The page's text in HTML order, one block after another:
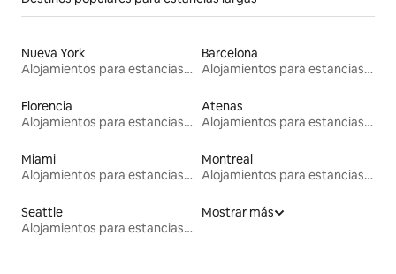
Nueva York
Alojamientos para estancias largas
Barcelona
Alojamientos para estancias largas
Florencia
Alojamientos para estancias largas
Atenas
Alojamientos para estancias largas
Miami
Alojamientos para estancias largas
Montreal
Alojamientos para estancias largas
Seattle
Alojamientos para estancias largas
Mostrar más